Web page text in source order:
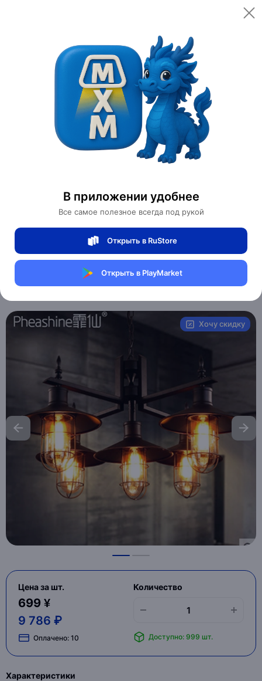
В приложении удобнее
Все самое полезное всегда под рукой
Открыть в RuStore
Открыть в PlayMarket
Открыть
Категории
Мебель для дома и офиса
Освещение для дома
Потолочные светильники
Люстра интернет-кафе дизайн
декоративные
0 отзывов
Магазин Weller Store
Хочу скидку
Цена за шт.
699 ¥
9 786 ₽
Оплачено: 10
Количество
Доступно: 999 шт.
Характеристики